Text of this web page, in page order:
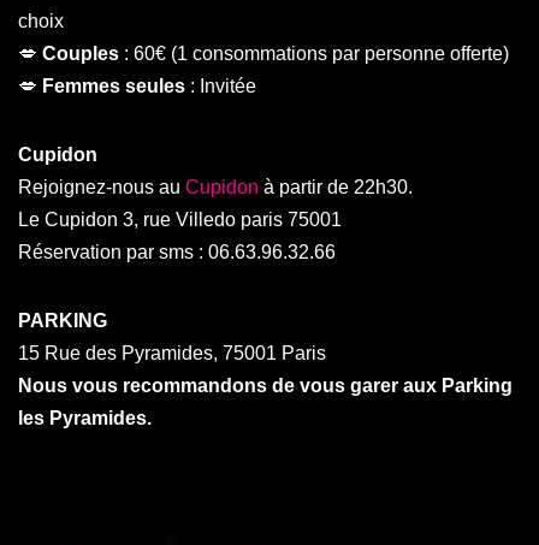
choix
💋 Couples : 60€ (1 consommations par personne offerte)
💋 Femmes seules : Invitée
Cupidon
Rejoignez-nous au Cupidon à partir de 22h30.
Le Cupidon 3, rue Villedo paris 75001
Réservation par sms : 06.63.96.32.66
PARKING
15 Rue des Pyramides, 75001 Paris
Nous vous recommandons de vous garer aux Parking
les Pyramides.